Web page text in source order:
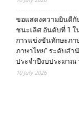
ขอแสดงความยินดีกั
ชนะเลิศ อันดับที่ 1
การแข่งขันทักษะภา
ภาษาไทย” ระดับสำ
ประจำปีงบประมาณ
10 July 2026